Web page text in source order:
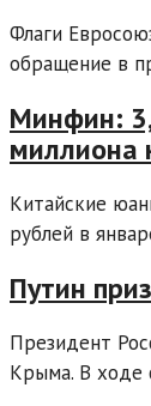
Флаги
обращение в
Минфин:
миллиона
Китайские
рублей в
Путин
Президент
Крыма. В ходе